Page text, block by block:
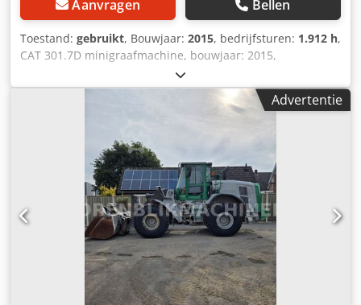
Aanvragen Bellen
Toestand: gebruikt, Bouwjaar: 2015, bedrijfsturen: 1.912 h,
CAT 301.7D minigraafmachine, bouwjaar: 2015,
bedrijfsuren: slechts 1.912 uur!, MS01 snelwissel, motor:
[13,4 kW/18 pk], 1x dieplepel 300 mm, 1x starre greppelbak
1.000 mm, 2x extra hydraulische circuits, gewicht: 1.977 kg,
maken we graag een lease- of financieringsvoorstel voor u.
De heer Mihm (tel. ) staat u graag te woord. Meer
informatie vindt u op onze website. Fouten en
voorafgaande verkoop voorbehouden! Cjdpfx Ahozaigxs
Hsrf CAT 301.7D minigraafmachine, bouwjaar: 2015,
bedrijfsuren: slechts 1.912 uur!, MS01 snelwissel, motor:
[13,4 kW/18 pk], 1x graafbak 300 mm, 1x starre greppelbak
1.000 mm, 2x extra hydraulische circuits, gewicht: 1.977 kg,
rupsen 80%, goede staat, direct inzetbaar!, Op aanvraag
kunnen we u een lease- of financieringsvoorstel
Advertentie